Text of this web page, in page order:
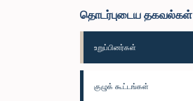
தொடர்புடைய தகவல்கள்
உறுப்பினர்கள்
குழுக் கூட்டங்கள்